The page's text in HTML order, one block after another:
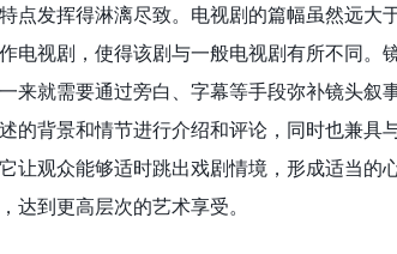
点发挥得淋漓尽致。电视剧的篇幅虽然远大
电视剧，使得该剧与一般电视剧有所不同。
来就需要通过旁白、字幕等手段弥补镜头叙
的背景和情节进行介绍和评论，同时也兼具
让观众能够适时跳出戏剧情境，形成适当的
达到更高层次的艺术享受。